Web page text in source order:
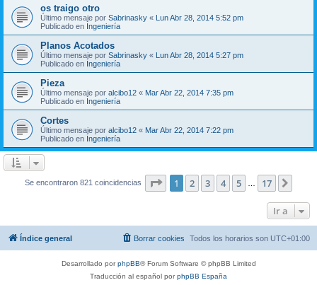
os traigo otro
Último mensaje por Sabrinasky « Lun Abr 28, 2014 5:52 pm
Publicado en Ingeniería
Planos Acotados
Último mensaje por Sabrinasky « Lun Abr 28, 2014 5:27 pm
Publicado en Ingeniería
Pieza
Último mensaje por alcibo12 « Mar Abr 22, 2014 7:35 pm
Publicado en Ingeniería
Cortes
Último mensaje por alcibo12 « Mar Abr 22, 2014 7:22 pm
Publicado en Ingeniería
Se encontraron 821 coincidencias Página de 17
1 2 3 4 5 17
Ir a
Índice general Todos los horarios son UTC+01:00
Borrar cookies
Desarrollado porphpBB® Forum Software © phpBB Limited
Traducción al español porphpBB España